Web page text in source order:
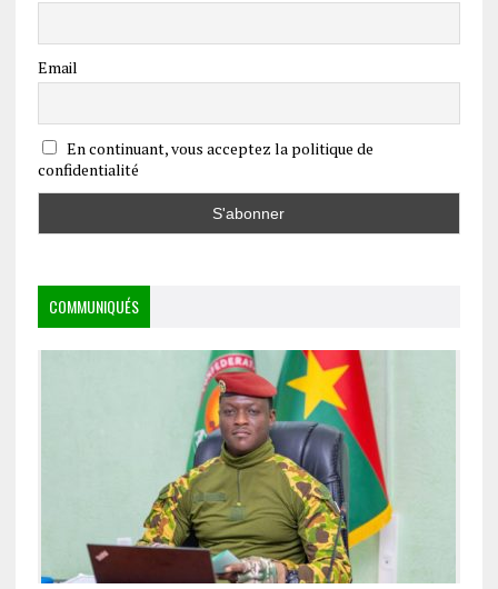
Email
En continuant, vous acceptez la politique de
confidentialité
COMMUNIQUÉS